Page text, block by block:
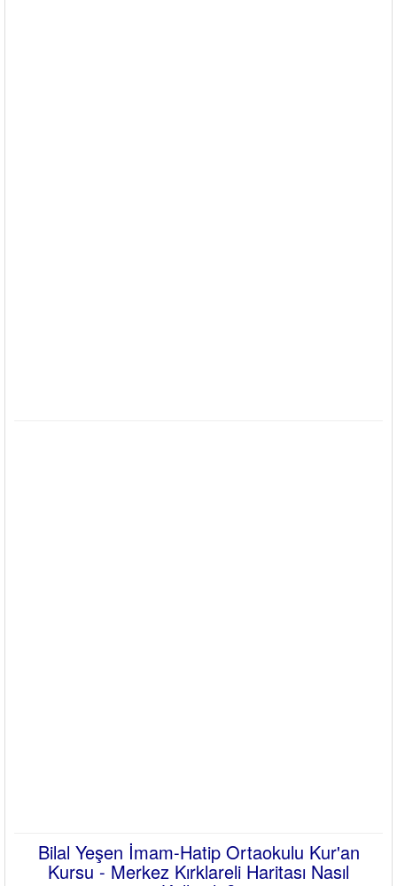
Bilal Yeşen İmam-Hatip Ortaokulu Kur'an
Kursu - Merkez Kırklareli Haritası Nasıl